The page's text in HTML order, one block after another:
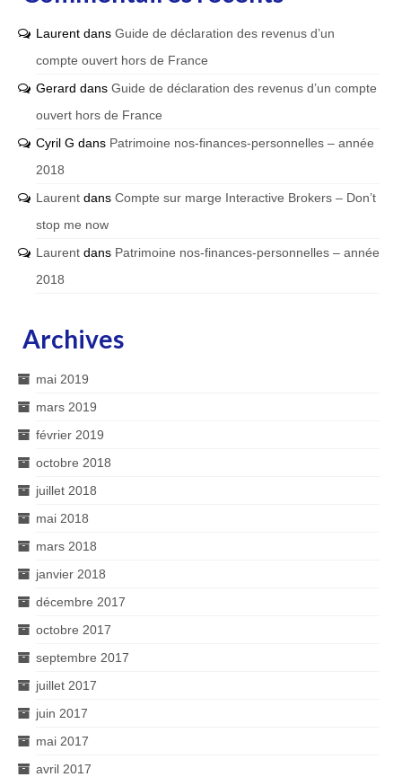
Laurent dans Guide de déclaration des revenus d’un
compte ouvert hors de France
Gerard dans Guide de déclaration des revenus d’un compte
ouvert hors de France
Cyril G dans Patrimoine nos-finances-personnelles – année
2018
Laurent dans Compte sur marge Interactive Brokers – Don’t
stop me now
Laurent dans Patrimoine nos-finances-personnelles – année
2018
Archives
mai 2019
mars 2019
février 2019
octobre 2018
juillet 2018
mai 2018
mars 2018
janvier 2018
décembre 2017
octobre 2017
septembre 2017
juillet 2017
juin 2017
mai 2017
avril 2017